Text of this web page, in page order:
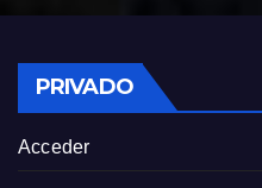
PRIVADO
Acceder